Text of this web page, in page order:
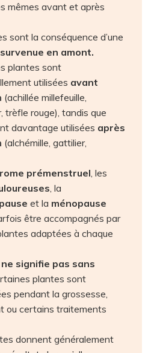
mêmes avant et après
sont la conséquence d’une
en amont.
plantes sont
utilisées avant
(achillée millefeuille,
trèfle rouge), tandis que
davantage utilisées après
(alchémille, gattilier,
prémenstruel, les
, la
et la ménopause
être accompagnés par
adaptées à chaque
signifie pas sans
plantes sont
pendant la grossesse,
ou certains traitements
donnent généralement